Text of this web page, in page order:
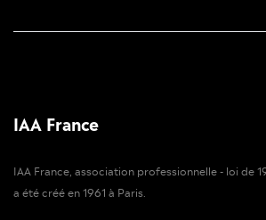
IAA France
IAA France, association professionnelle - loi de
a été créé en 1961 à Paris.